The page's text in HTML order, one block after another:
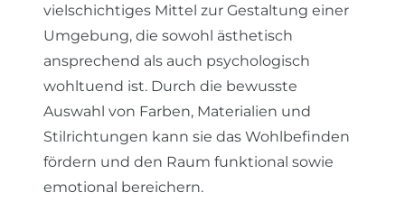
vielschichtiges Mittel zur Gestaltung einer
Umgebung, die sowohl ästhetisch
ansprechend als auch psychologisch
wohltuend ist. Durch die bewusste
Auswahl von Farben, Materialien und
Stilrichtungen kann sie das Wohlbefinden
fördern und den Raum funktional sowie
emotional bereichern.